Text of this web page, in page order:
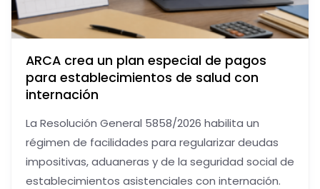
ARCA crea un plan especial de pagos
para establecimientos de salud con
internación
La Resolución General 5858/2026 habilita un
régimen de facilidades para regularizar deudas
impositivas, aduaneras y de la seguridad social de
establecimientos asistenciales con internación.